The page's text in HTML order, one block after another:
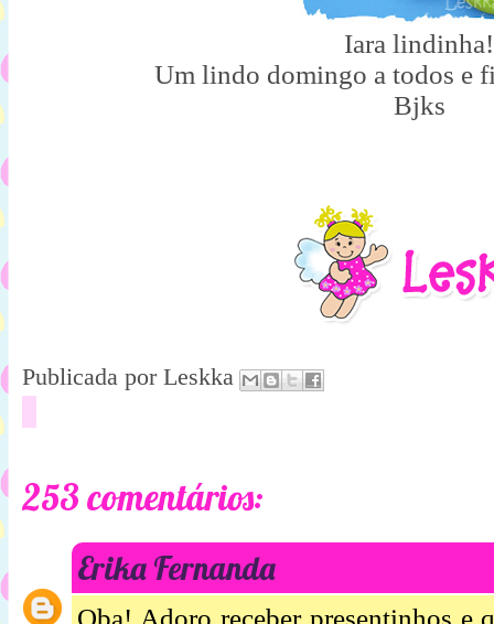
Iara lindinha!
Um lindo domingo a todos e
Bjks
Publicada por Leskka
253 comentários:
Erika Fernanda
Oba! Adoro receber presentinhos e